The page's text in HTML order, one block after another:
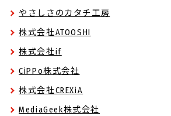
やさしさのカタチ工房
株式会社ATOOSHI
株式会社if
CiPPo株式会社
株式会社CREXiA
MediaGeek株式会社